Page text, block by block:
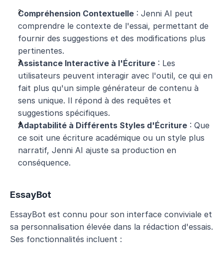
Compréhension Contextuelle : Jenni AI peut
comprendre le contexte de l'essai, permettant de
fournir des suggestions et des modifications plus
pertinentes.
Assistance Interactive à l'Écriture : Les
utilisateurs peuvent interagir avec l'outil, ce qui en
fait plus qu'un simple générateur de contenu à
sens unique. Il répond à des requêtes et
suggestions spécifiques.
Adaptabilité à Différents Styles d'Écriture : Que
ce soit une écriture académique ou un style plus
narratif, Jenni AI ajuste sa production en
conséquence.
EssayBot
EssayBot est connu pour son interface conviviale et
sa personnalisation élevée dans la rédaction d'essais.
Ses fonctionnalités incluent :